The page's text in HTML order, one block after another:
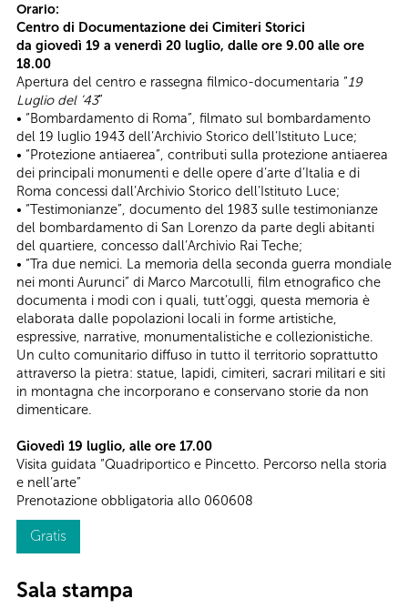
Orario:
Centro di Documentazione dei Cimiteri Storici
da giovedì 19 a venerdì 20 luglio, dalle ore 9.00 alle ore
18.00
Apertura del centro e rassegna filmico-documentaria “19
Luglio del ’43”
• “Bombardamento di Roma”, filmato sul bombardamento
del 19 luglio 1943 dell’Archivio Storico dell’Istituto Luce;
• “Protezione antiaerea”, contributi sulla protezione antiaerea
dei principali monumenti e delle opere d’arte d’Italia e di
Roma concessi dall’Archivio Storico dell’Istituto Luce;
• “Testimonianze”, documento del 1983 sulle testimonianze
del bombardamento di San Lorenzo da parte degli abitanti
del quartiere, concesso dall’Archivio Rai Teche;
• “Tra due nemici. La memoria della seconda guerra mondiale
nei monti Aurunci” di Marco Marcotulli, film etnografico che
documenta i modi con i quali, tutt’oggi, questa memoria è
elaborata dalle popolazioni locali in forme artistiche,
espressive, narrative, monumentalistiche e collezionistiche.
Un culto comunitario diffuso in tutto il territorio soprattutto
attraverso la pietra: statue, lapidi, cimiteri, sacrari militari e siti
in montagna che incorporano e conservano storie da non
dimenticare.
Giovedì 19 luglio, alle ore 17.00
Visita guidata “Quadriportico e Pincetto. Percorso nella storia
e nell’arte”
Prenotazione obbligatoria allo 060608
Gratis
Sala stampa